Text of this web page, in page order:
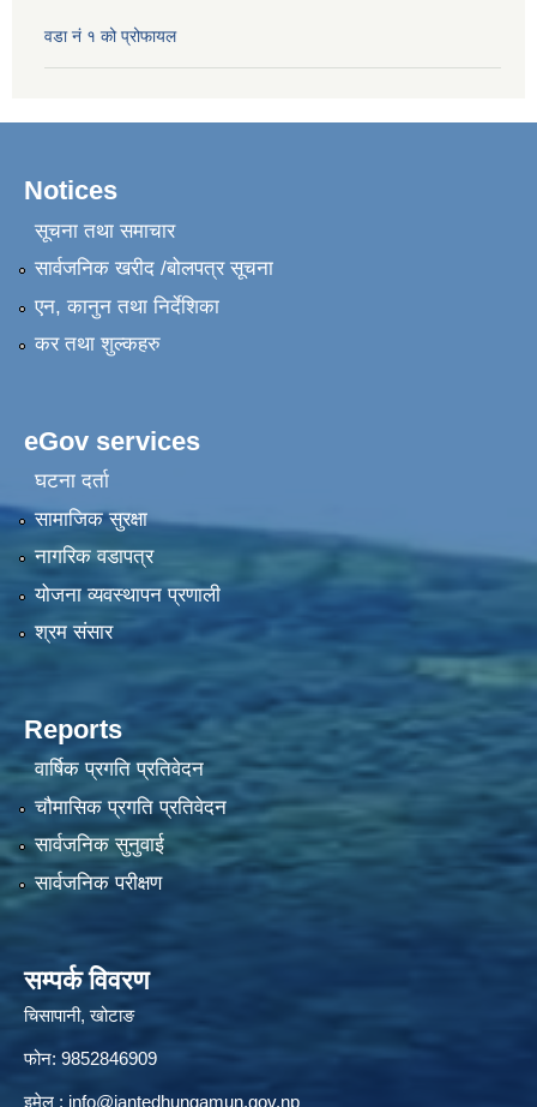
वडा नं १ को प्रोफायल
Notices
सूचना तथा समाचार
सार्वजनिक खरीद /बोलपत्र सूचना
एन, कानुन तथा निर्देशिका
कर तथा शुल्कहरु
eGov services
घटना दर्ता
सामाजिक सुरक्षा
नागरिक वडापत्र
योजना व्यवस्थापन प्रणाली
श्रम संसार
Reports
वार्षिक प्रगति प्रतिवेदन
चौमासिक प्रगति प्रतिवेदन
सार्वजनिक सुनुवाई
सार्वजनिक परीक्षण
सम्पर्क विवरण
चिसापानी, खोटाङ
फोन: 9852846909
इमेल : info@jantedhungamun.gov.np